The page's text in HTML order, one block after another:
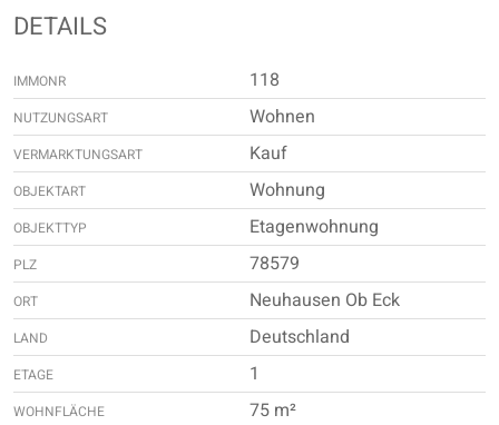
DETAILS
IMMONR 118
NUTZUNGSART Wohnen
VERMARKTUNGSART Kauf
OBJEKTART Wohnung
OBJEKTTYP Etagenwohnung
PLZ 78579
ORT Neuhausen Ob Eck
LAND Deutschland
ETAGE 1
WOHNFLÄCHE 75 m²